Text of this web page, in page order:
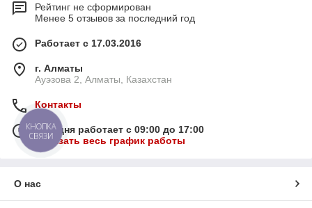
Рейтинг не сформирован
Менее 5 отзывов за последний год
Работает с 17.03.2016
г. Алматы
Ауэзова 2, Алматы, Казахстан
Контакты
Сегодня работает с 09:00 до 17:00
Показать весь график работы
О нас
КНОПКА
СВЯЗИ